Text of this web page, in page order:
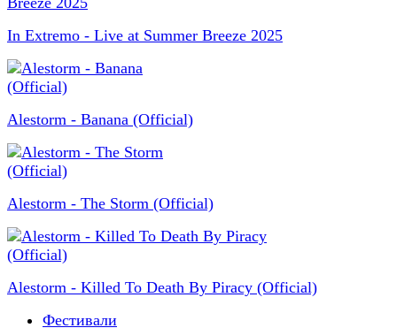
In Extremo - Live at Summer Breeze 2025
Alestorm - Banana (Official)
Alestorm - The Storm (Official)
Alestorm - Killed To Death By Piracy (Official)
Фестивали